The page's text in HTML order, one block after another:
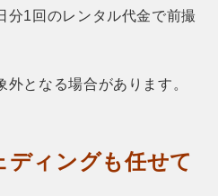
1回のレンタル代金で前撮
となる場合があります。
ィングも任せて